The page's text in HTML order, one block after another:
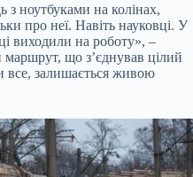
з ноутбуками на колінах,
про неї. Навіть науковці. У
виходили на роботу», –
маршрут, що з’єднував цілий
все, залишається живою